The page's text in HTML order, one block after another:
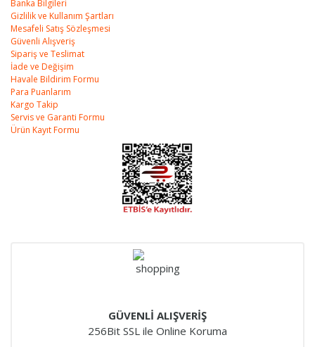
Banka Bilgileri
Gizlilik ve Kullanım Şartları
Mesafeli Satış Sözleşmesi
Güvenli Alışveriş
Sipariş ve Teslimat
İade ve Değişim
Havale Bildirim Formu
Para Puanlarım
Kargo Takip
Servis ve Garanti Formu
Ürün Kayıt Formu
GÜVENLİ ALIŞVERİŞ
256Bit SSL ile Online Koruma